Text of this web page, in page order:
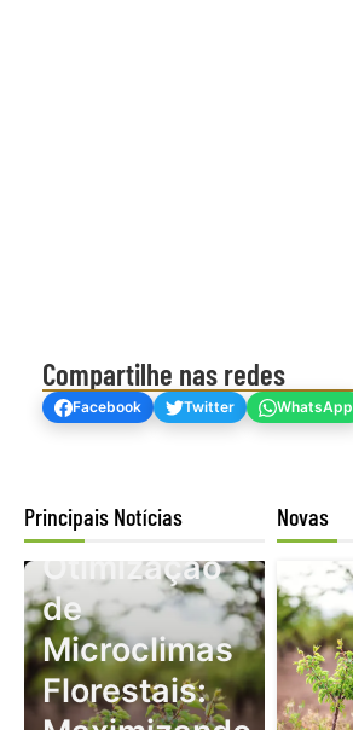
Compartilhe nas redes
Facebook Twitter WhatsApp
Principais Notícias
Mogno Africano
Otimização
de
Microclimas
Florestais:
Novas